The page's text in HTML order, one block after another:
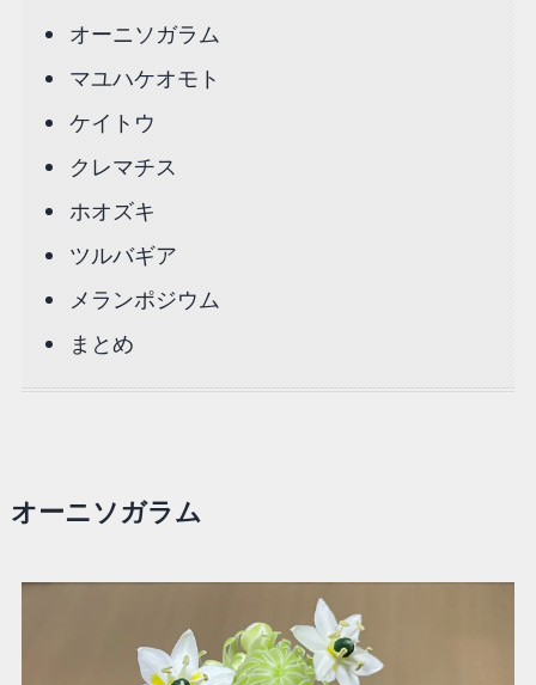
オーニソガラム
マユハケオモト
ケイトウ
クレマチス
ホオズキ
ツルバギア
メランポジウム
まとめ
オーニソガラム